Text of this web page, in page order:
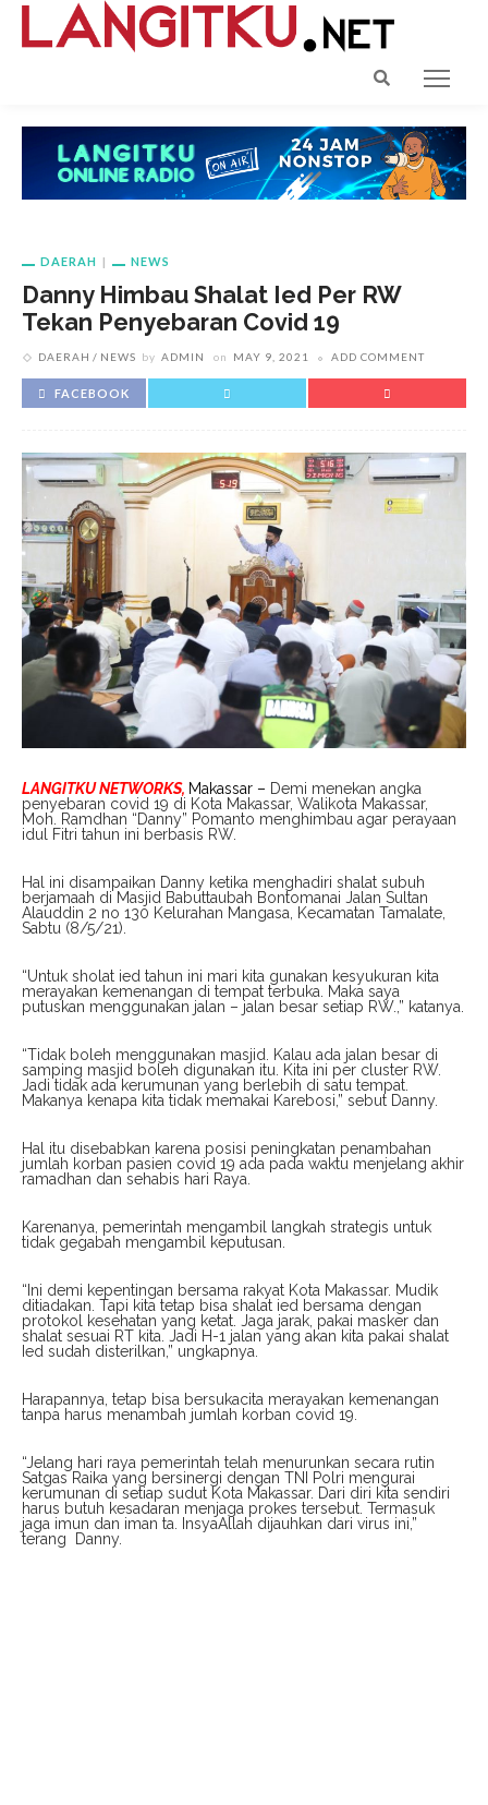
DAERAH NEWS
Danny Himbau Shalat Ied Per RW
Tekan Penyebaran Covid 19
DAERAH NEWS by ADMIN on MAY 9, 2021 ADD COMMENT
FACEBOOK
LANGITKU NETWORKS, Makassar – Demi menekan angka
penyebaran covid 19 di Kota Makassar, Walikota Makassar,
Moh. Ramdhan “Danny” Pomanto menghimbau agar perayaan
idul Fitri tahun ini berbasis RW.
Hal ini disampaikan Danny ketika menghadiri shalat subuh
berjamaah di Masjid Babuttaubah Bontomanai Jalan Sultan
Alauddin 2 no 130 Kelurahan Mangasa, Kecamatan Tamalate,
Sabtu (8/5/21).
“Untuk sholat ied tahun ini mari kita gunakan kesyukuran kita
merayakan kemenangan di tempat terbuka. Maka saya
putuskan menggunakan jalan – jalan besar setiap RW.,” katanya.
“Tidak boleh menggunakan masjid. Kalau ada jalan besar di
samping masjid boleh digunakan itu. Kita ini per cluster RW.
Jadi tidak ada kerumunan yang berlebih di satu tempat.
Makanya kenapa kita tidak memakai Karebosi,” sebut Danny.
Hal itu disebabkan karena posisi peningkatan penambahan
jumlah korban pasien covid 19 ada pada waktu menjelang akhir
ramadhan dan sehabis hari Raya.
Karenanya, pemerintah mengambil langkah strategis untuk
tidak gegabah mengambil keputusan.
“Ini demi kepentingan bersama rakyat Kota Makassar. Mudik
ditiadakan. Tapi kita tetap bisa shalat ied bersama dengan
protokol kesehatan yang ketat. Jaga jarak, pakai masker dan
shalat sesuai RT kita. Jadi H-1 jalan yang akan kita pakai shalat
Ied sudah disterilkan,” ungkapnya.
Harapannya, tetap bisa bersukacita merayakan kemenangan
tanpa harus menambah jumlah korban covid 19.
“Jelang hari raya pemerintah telah menurunkan secara rutin
Satgas Raika yang bersinergi dengan TNI Polri mengurai
kerumunan di setiap sudut Kota Makassar. Dari diri kita sendiri
harus butuh kesadaran menjaga prokes tersebut. Termasuk
jaga imun dan iman ta. InsyaAllah dijauhkan dari virus ini,”
terang Danny.